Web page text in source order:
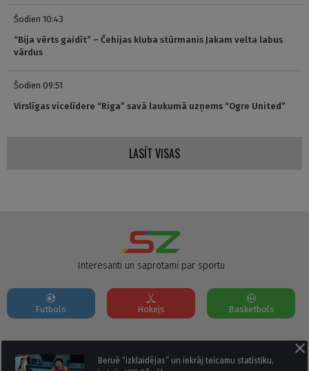
Šodien 10:43
“Bija vērts gaidīt” – Čehijas kluba stūrmanis Jakam velta labus
vārdus
Šodien 09:51
Virslīgas vicelīdere “Riga” savā laukumā uzņems “Ogre United”
LASĪT VISAS
Beruē “izklaidējas” un iekrāj teicamu statistiku,
Interesanti un saprotami par sportu
Futbols Hokejs Basketbols
Par mums Reklāmas Parametri Kontakti